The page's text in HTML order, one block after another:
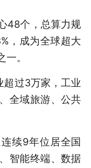
48个，总算力规
，成为全球超大
。
超过3万家，工业
全域旅游、公共
续9年位居全国
智能终端、数据